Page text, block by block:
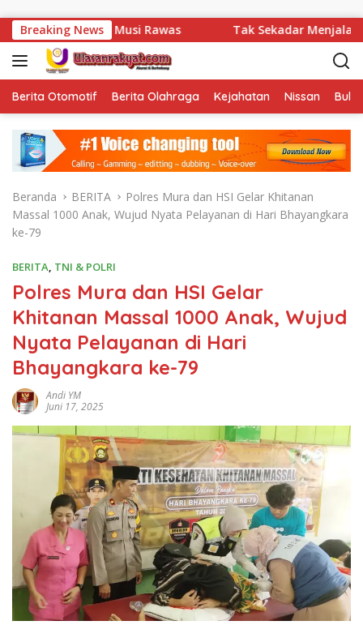
Breaking News
di Musi Rawas Tak Sekadar Menjalankan Tugas,
Berita Otomotif Berita Olahraga Kejahatan Nissan
Beranda BERITA
Polres Mura dan HSI Gelar Khitanan
Massal 1000 Anak, Wujud Nyata Pelayanan di Hari Bhayangkara
ke-79
BERITA, TNI & POLRI
Polres Mura dan HSI Gelar
Khitanan Massal 1000 Anak, Wujud
Nyata Pelayanan di Hari
Bhayangkara ke-79
Andi YM
Juni 17, 2025